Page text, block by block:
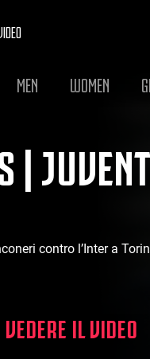
MEN WOMEN
|
contro l’Inter a
IL VIDEO